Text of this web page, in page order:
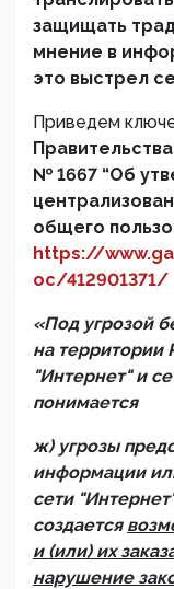
защищать
мнение в
это выстрел
Приведем
№ 1667 “Об
общего
https://
oc/412901371/
«Под угрозой
на территории
"Интернет" и
понимается
ж) угрозы
информации
сети
создается
и (или) их
нарушение